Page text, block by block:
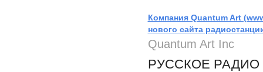
Компания Quantum Art
нового сайта
Quantum Art Inc
РУССКОЕ РАДИО